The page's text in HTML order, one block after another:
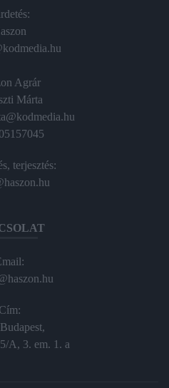
Agrár
Márta
terjesztés:
Cím:
A, 3. em. 1. a